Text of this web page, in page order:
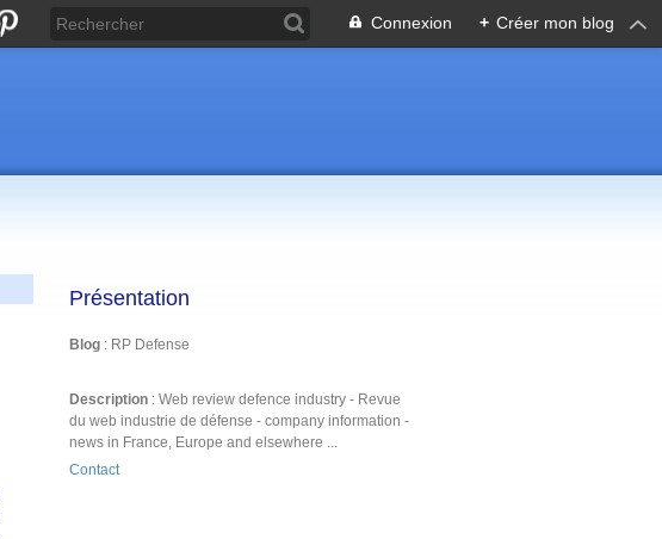
Connexion + Créer mon blog
Présentation
Blog : RP Defense
Description : Web review defence industry - Revue
du web industrie de défense - company information -
news in France, Europe and elsewhere ...
Contact